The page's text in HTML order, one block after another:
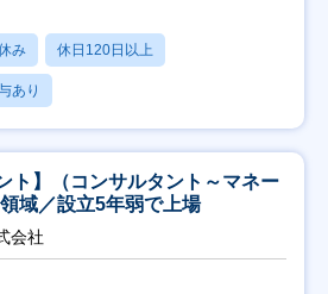
み 休日120日以上
あり
ト】（コンサルタント～マネー
域／設立5年弱で上場
会社